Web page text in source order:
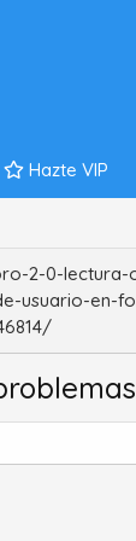
Hazte VIP
2-0-lectura-
usuario-en-